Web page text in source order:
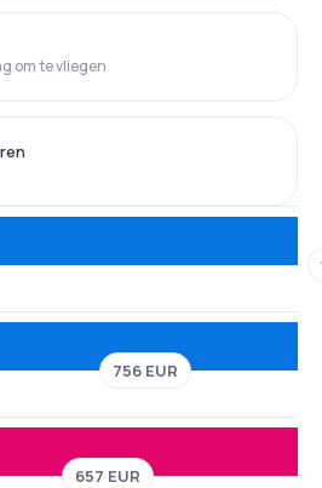
om te vliegen
756 EUR
657 EUR